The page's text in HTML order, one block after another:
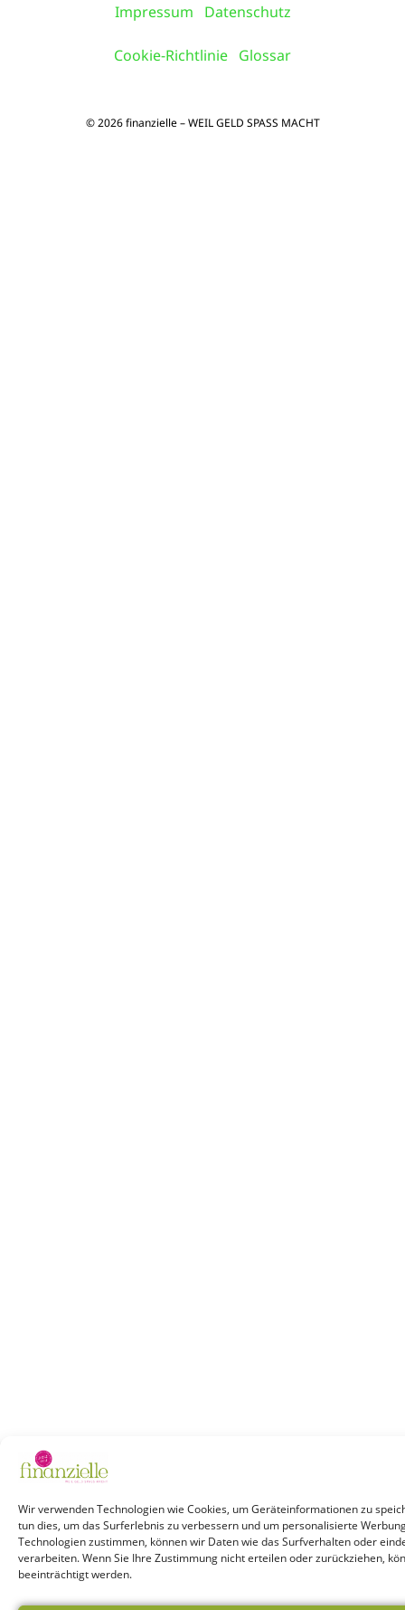
Wir verwenden Technologien wie Cookies, um Geräteinformationen zu
tun dies, um das Surferlebnis zu verbessern und um personalisierte
Technologien zustimmen, können wir Daten wie das Surfverhalten oder
verarbeiten. Wenn Sie Ihre Zustimmung nicht erteilen oder zurückziehen,
beeinträchtigt werden.
Impressum Datenschutz
Cookie-Richtlinie Glossar
© 2026 finanzielle – WEIL GELD SPASS MACHT